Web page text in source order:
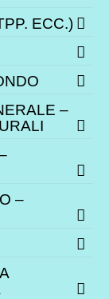
ECC.)
–
–